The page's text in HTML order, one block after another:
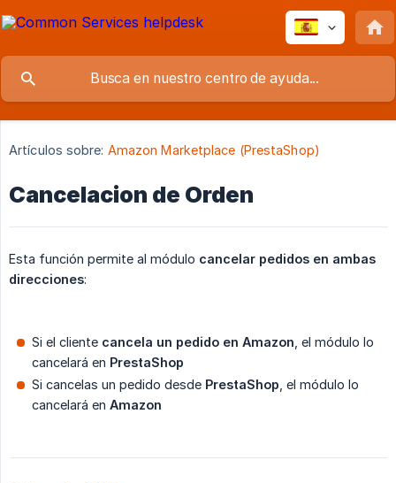
Artículos sobre: Amazon Marketplace (PrestaShop)
Cancelacion de Orden
Esta función permite al módulo cancelar pedidos en ambas
direcciones:
Si el cliente cancela un pedido en Amazon , el módulo lo
cancelará en PrestaShop
Si cancelas un pedido desde PrestaShop , el módulo lo
cancelará en Amazon